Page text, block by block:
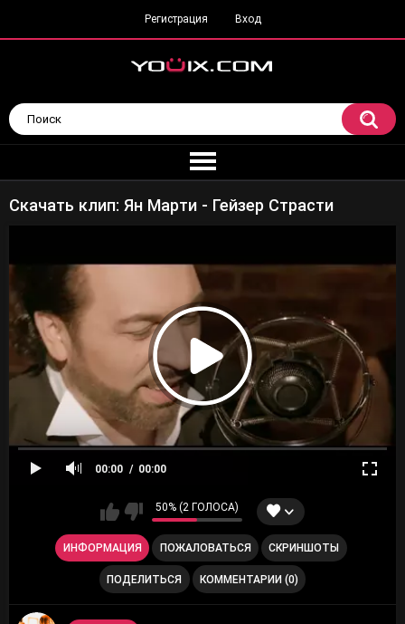
Регистрация Вход
Скачать клип: Ян Марти - Гейзер Страсти
00:00 00:00
50% (2 ГОЛОСА)
ИНФОРМАЦИЯ ПОЖАЛОВАТЬСЯ СКРИНШОТЫ
ПОДЕЛИТЬСЯ КОММЕНТАРИИ (0)